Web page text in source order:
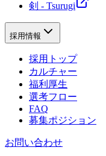
剣 - Tsurugi
採用情報
採用トップ
カルチャー
福利厚生
選考フロー
FAQ
募集ポジション
お問い合わせ